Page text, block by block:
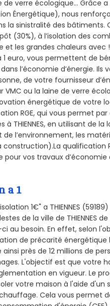
verre écologique... Grâce
Énergétique), nous
la sinistralité des bâtiments.
(30%), à l’isolation des
et les grandes chaleurs avec
à 1 euro, vous permettent de
l’économie d’énergie. Ils
de votre fournisseur
VMC ou la laine de verre
énergétique de votre
RGE, qui vous permet
à THIENNES, en utilisant de
l’environnement, les
qualification
pour vos travaux
a 1
1€" a THIENNES
de la ville de
au besoin. En effet, selon
de précarité énergétique
près de 12 millions de
L'objectif est que votre
en vigueur. Le
votre maison à l'aide
Cela vous permet